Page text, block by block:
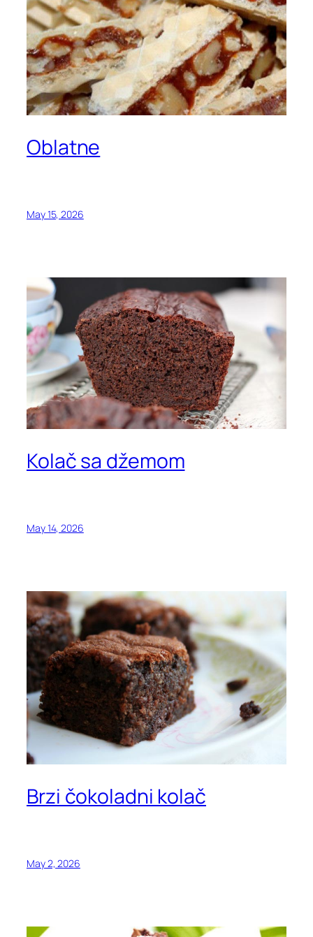
Oblatne
May 15, 2026
Kolač sa džemom
May 14, 2026
Brzi čokoladni kolač
May 2, 2026